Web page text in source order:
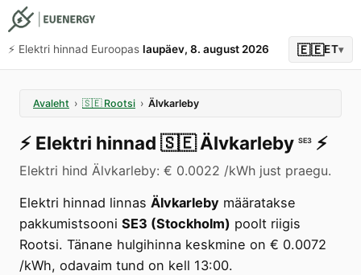
⚡️ Elektri hinnad Euroopas laupäev, 8. august 2026 🇪🇪ET▾
Avaleht › 🇸🇪 Rootsi › Älvkarleby
⚡️ Elektri hinnad 🇸🇪 Älvkarleby SE3 ⚡️
Elektri hind Älvkarleby: € 0.0022 /kWh just praegu.
Elektri hinnad linnas Älvkarleby määratakse
pakkumistsooni SE3 (Stockholm) poolt riigis
Rootsi. Tänane hulgihinna keskmine on € 0.0072
/kWh, odavaim tund on kell 13:00.